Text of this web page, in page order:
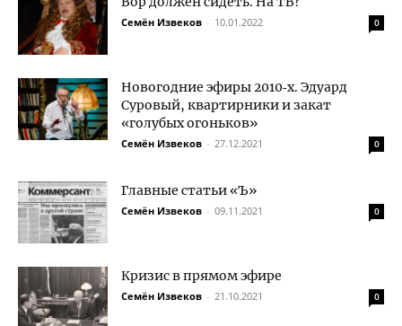
Семён Извеков - 10.01.2022 0
Новогодние эфиры 2010‑х. Эдуард
Суровый, квартирники и закат
«голубых огоньков»
Семён Извеков - 27.12.2021 0
Главные статьи «Ъ»
Семён Извеков - 09.11.2021 0
Кризис в прямом эфире
Семён Извеков - 21.10.2021 0